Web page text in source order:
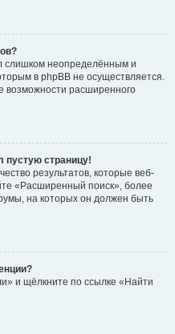
слишком неопределённым и
в phpBB не осуществляется.
возможности расширенного
пустую страницу!
результатов, которые веб-
«Расширенный поиск», более
на которых он должен быть
и щёлкните по ссылке «Найти